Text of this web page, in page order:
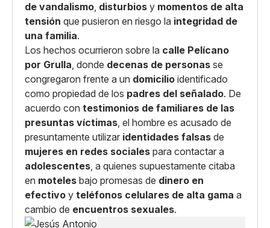
de vandalismo, disturbios y momentos de alta
tensión que pusieron en riesgo la integridad de
una familia.
Los hechos ocurrieron sobre la calle Pelícano
por Grulla, donde decenas de personas se
congregaron frente a un domicilio identificado
como propiedad de los padres del señalado. De
acuerdo con testimonios de familiares de las
presuntas víctimas, el hombre es acusado de
presuntamente utilizar identidades falsas de
mujeres en redes sociales para contactar a
adolescentes, a quienes supuestamente citaba
en moteles bajo promesas de dinero en
efectivo y teléfonos celulares de alta gama a
cambio de encuentros sexuales.